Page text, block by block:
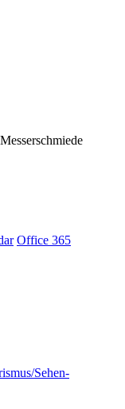
Office 365
Sehen-